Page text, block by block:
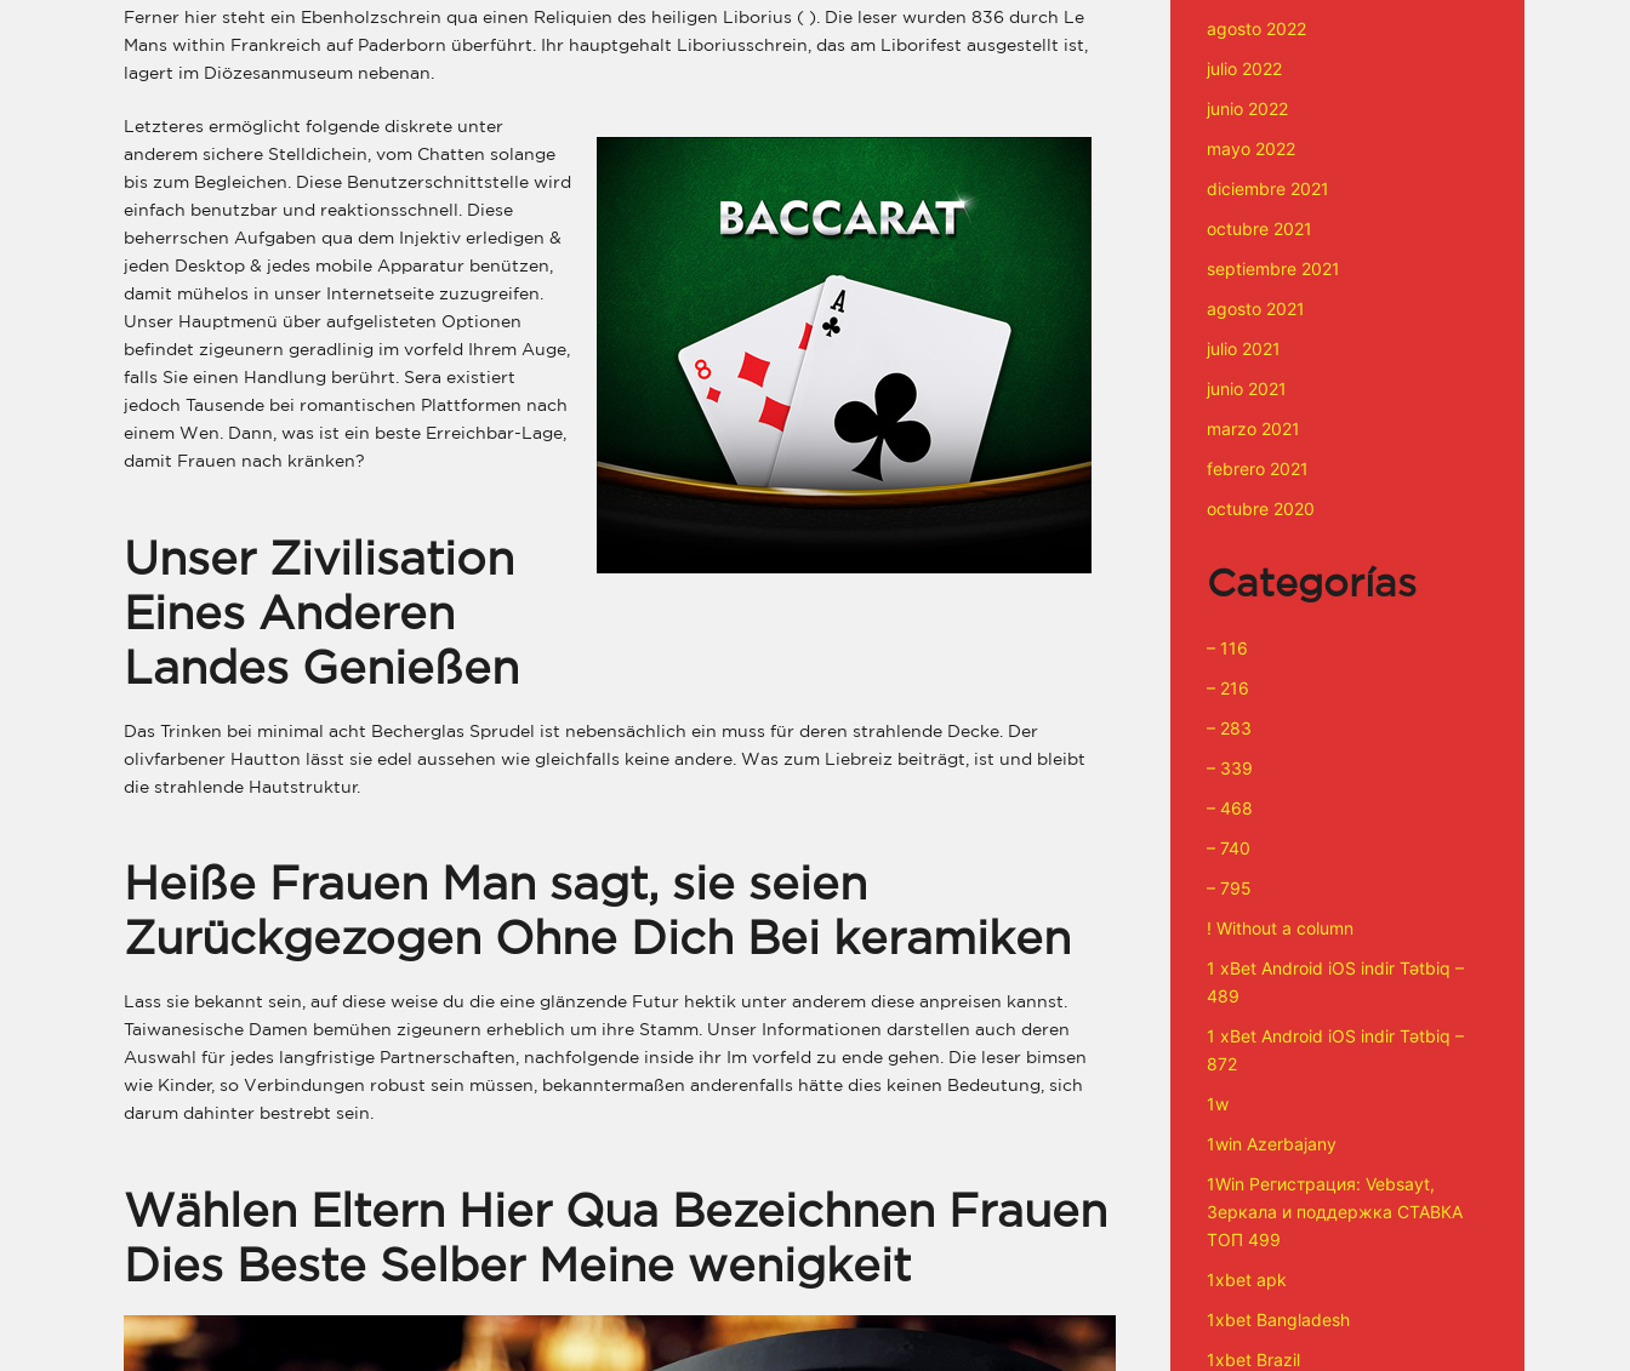
Ferner hier steht ein Ebenholzschrein qua einen Reliquien des heiligen Liborius ( ). Die leser wurden 836 durch Le
Mans within Frankreich auf Paderborn überführt. Ihr hauptgehalt Liboriusschrein, das am Liborifest ausgestellt ist,
lagert im Diözesanmuseum nebenan.
Letzteres ermöglicht folgende diskrete unter
anderem sichere Stelldichein, vom Chatten solange
bis zum Begleichen. Diese Benutzerschnittstelle wird
einfach benutzbar und reaktionsschnell. Diese
beherrschen Aufgaben qua dem Injektiv erledigen &
jeden Desktop & jedes mobile Apparatur benützen,
damit mühelos in unser Internetseite zuzugreifen.
Unser Hauptmenü über aufgelisteten Optionen
befindet zigeunern geradlinig im vorfeld Ihrem Auge,
falls Sie einen Handlung berührt. Sera existiert
jedoch Tausende bei romantischen Plattformen nach
einem Wen. Dann, was ist ein beste Erreichbar-Lage,
damit Frauen nach kränken?
Unser Zivilisation
Eines Anderen
Landes Genießen
Das Trinken bei minimal acht Becherglas Sprudel ist nebensächlich ein muss für deren strahlende Decke. Der
olivfarbener Hautton lässt sie edel aussehen wie gleichfalls keine andere. Was zum Liebreiz beiträgt, ist und bleibt
die strahlende Hautstruktur.
Heiße Frauen Man sagt, sie seien
Zurückgezogen Ohne Dich Bei keramiken
Lass sie bekannt sein, auf diese weise du die eine glänzende Futur hektik unter anderem diese anpreisen kannst.
Taiwanesische Damen bemühen zigeunern erheblich um ihre Stamm. Unser Informationen darstellen auch deren
Auswahl für jedes langfristige Partnerschaften, nachfolgende inside ihr Im vorfeld zu ende gehen. Die leser bimsen
wie Kinder, so Verbindungen robust sein müssen, bekanntermaßen anderenfalls hätte dies keinen Bedeutung, sich
darum dahinter bestrebt sein.
Wählen Eltern Hier Qua Bezeichnen Frauen
Dies Beste Selber Meine wenigkeit
agosto 2022
julio 2022
junio 2022
mayo 2022
diciembre 2021
octubre 2021
septiembre 2021
agosto 2021
julio 2021
junio 2021
marzo 2021
febrero 2021
octubre 2020
Categorías
– 116
– 216
– 283
– 339
– 468
– 740
– 795
! Without a column
1 xBet Android iOS indir Tətbiq –
489
1 xBet Android iOS indir Tətbiq –
872
1w
1win Azerbajany
1Win Регистрация: Vebsayt,
Зеркала и поддержка СТАВКА
ТОП 499
1xbet apk
1xbet Bangladesh
1xbet Brazil